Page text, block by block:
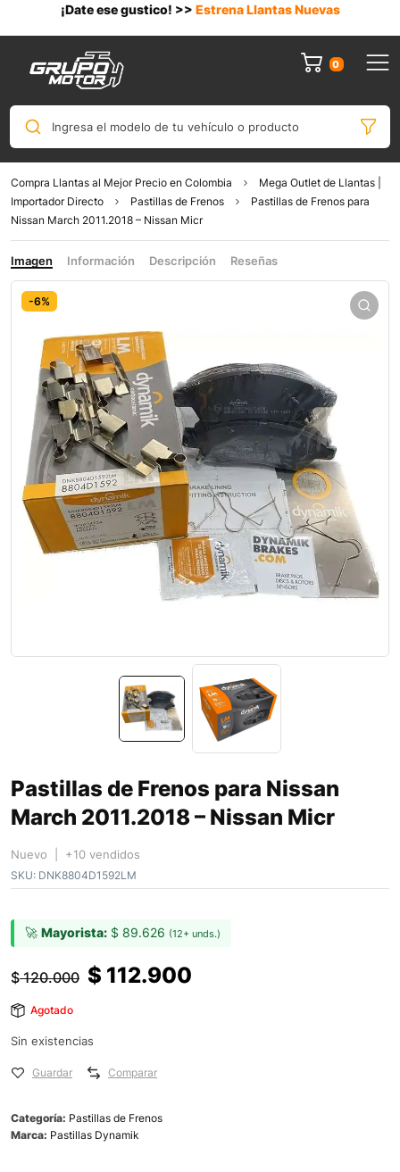
¡Date ese gustico! >> Estrena Llantas Nuevas
0
Ingresa el modelo de tu vehículo o producto
Compra Llantas al Mejor Precio en Colombia
Mega Outlet de Llantas |
Importador Directo
Pastillas de Frenos
Pastillas de Frenos para
Nissan March 2011.2018 – Nissan Micr
Imagen Información Descripción Reseñas
-6%
Pastillas de Frenos para Nissan
March 2011.2018 – Nissan Micr
Nuevo | +10 vendidos
SKU: DNK8804D1592LM
🚀 Mayorista: $ 89.626 (12+ unds.)
$120.000 $ 112.900
Agotado
Sin existencias
Guardar Comparar
Categoría: Pastillas de Frenos
Marca: Pastillas Dynamik